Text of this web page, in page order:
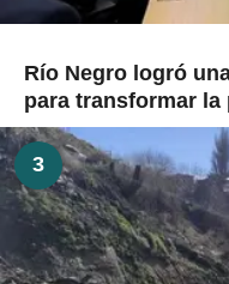
Río Negro logró
para transformar la
3